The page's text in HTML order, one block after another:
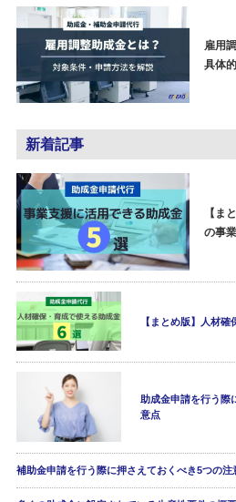
雇用
具体
新着記事
【ま
の事
【まとめ版】人材
助成金申請を行う際
意点
補助金申請を行う際に押さえておくべき5つの注